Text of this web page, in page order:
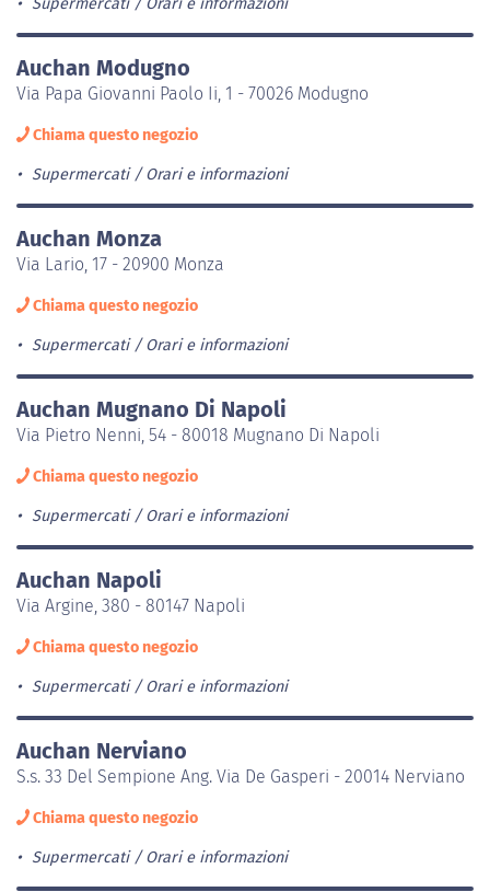
Auchan Modugno
Via Papa Giovanni Paolo Ii, 1 - 70026 Modugno
Chiama questo negozio
Supermercati Orari e informazioni
Auchan Monza
Via Lario, 17 - 20900 Monza
Chiama questo negozio
Supermercati Orari e informazioni
Auchan Mugnano Di Napoli
Via Pietro Nenni, 54 - 80018 Mugnano Di Napoli
Chiama questo negozio
Supermercati Orari e informazioni
Auchan Napoli
Via Argine, 380 - 80147 Napoli
Chiama questo negozio
Supermercati Orari e informazioni
Auchan Nerviano
S.s. 33 Del Sempione Ang. Via De Gasperi - 20014 Nerviano
Chiama questo negozio
Supermercati Orari e informazioni